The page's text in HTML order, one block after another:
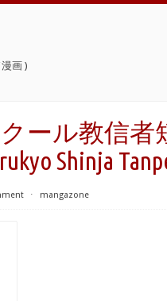
画 )
ール教信者
Shinja
⋅ mangazone